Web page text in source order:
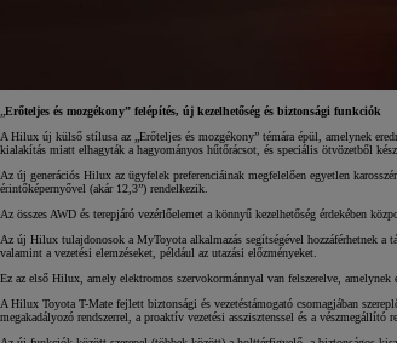
Erőteljes és mozgékony” felépítés, új kezelhetőség és biztonsági funkciók
A Hilux új külső stílusa az „Erőteljes és mozgékony” témára épül, amelynek
kialakítás miatt elhagyták a hagyományos hűtőrácsot, és speciális ötvözetből
Az új generációs Hilux az ügyfelek preferenciáinak megfelelően egyetlen
érintőképernyővel (akár 12,3”) rendelkezik.
Az összes AWD és terepjáró vezérlőelemet a könnyű kezelhetőség érdekében
Az új Hilux tulajdonosok a MyToyota alkalmazás segítségével hozzáférhetnek a
valamint a vezetési elemzéseket, például az utazási előzményeket.
Ez az első Hilux, amely elektromos szervokormánnyal van felszerelve, amelynek
A Hilux Toyota T-Mate fejlett biztonsági és vezetéstámogató csomagjában
megakadályozó rendszerrel, a proaktív vezetési asszisztenssel és a